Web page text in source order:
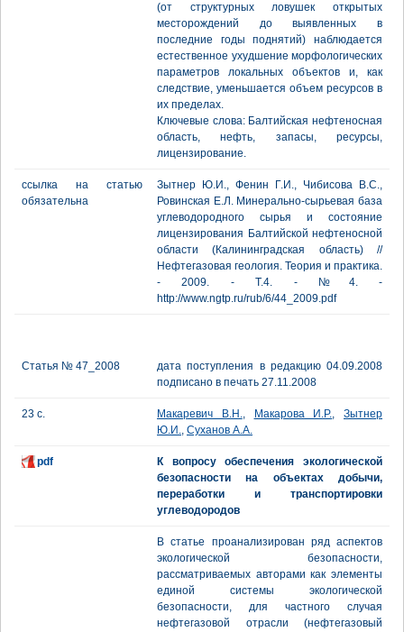
(от структурных ловушек открытых
месторождений до выявленных в
последние годы поднятий) наблюдается
естественное ухудшение морфологических
параметров локальных объектов и, как
следствие, уменьшается объем ресурсов в
их пределах.
Ключевые слова: Балтийская нефтеносная
область, нефть, запасы, ресурсы,
лицензирование.
ссылка на статью
обязательна
Зытнер Ю.И., Фенин Г.И., Чибисова В.С.,
Ровинская Е.Л. Минерально-сырьевая база
углеводородного сырья и состояние
лицензирования Балтийской нефтеносной
области (Калининградская область) //
Нефтегазовая геология. Теория и практика.
- 2009. - Т.4. - №4. -
http://www.ngtp.ru/rub/6/44_2009.pdf
Статья № 47_2008
дата поступления в редакцию 04.09.2008
подписано в печать 27.11.2008
23 с. Макаревич В.Н., Макарова И.Р., Зытнер
Ю.И., Суханов А.А.
pdf
К вопросу обеспечения экологической
безопасности на объектах добычи,
переработки и транспортировки
углеводородов
В статье проанализирован ряд аспектов
экологической безопасности,
рассматриваемых авторами как элементы
единой системы экологической
безопасности, для частного случая
нефтегазовой отрасли (нефтегазовый